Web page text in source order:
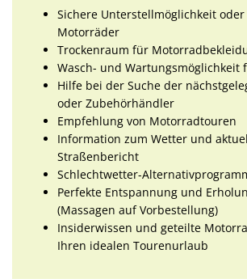
Sichere Unterstellmöglichkeit
Motorräder
Trockenraum für
Wasch- und Wartungsmöglichkeit
Hilfe bei der Suche der
oder Zubehörhändler
Empfehlung von Motorradtouren
Information zum Wetter und
Straßenbericht
Schlechtwetter-
Perfekte Entspannung und
(Massagen auf Vorbestellung)
Insiderwissen und geteilte
Ihren idealen Tourenurlaub